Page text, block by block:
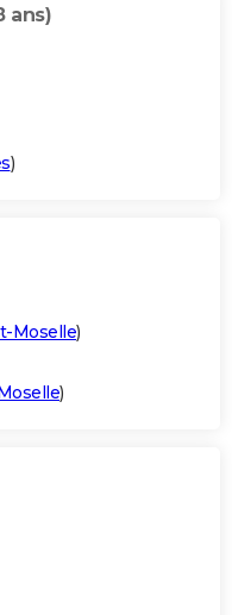
ans)
)
Moselle)
)